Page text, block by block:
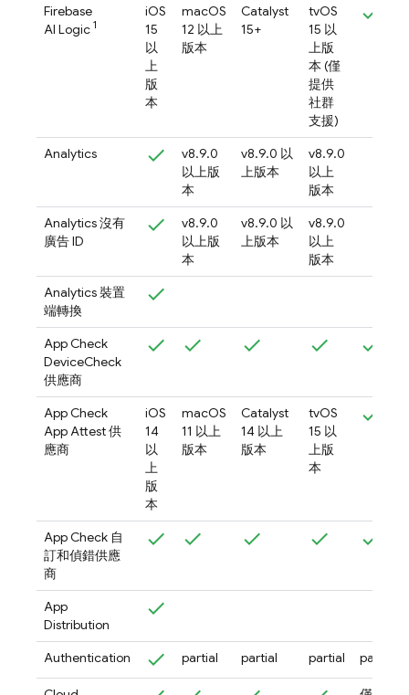
Firebase
AI Logic 1
iOS
15
以
上
版
本
macOS
12 以上
版本
Catalyst
15+
tvOS
15 以
上版
本 (僅
提供
社群
支援)
Analytics
v8.9.0
以上版
本
v8.9.0 以
上版本
v8.9.0
以上
版本
Analytics沒有
廣告 ID
v8.9.0
以上版
本
v8.9.0 以
上版本
v8.9.0
以上
版本
Analytics裝置
端轉換
App Check
DeviceCheck
供應商
App Check
App Attest 供
應商
iOS
14
以
上
版
本
macOS
11 以上
版本
Catalyst
14 以上
版本
tvOS
15 以
上版
本
App Check 自
訂和偵錯供應
商
App
Distribution
Authentication
partial partial partial partial